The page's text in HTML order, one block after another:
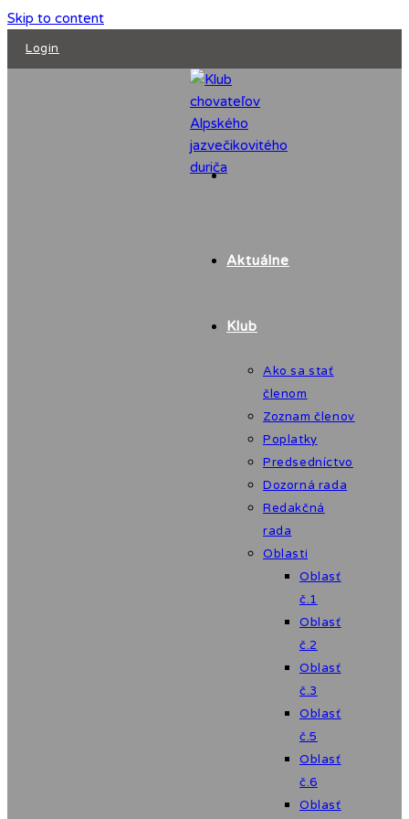
Skip to content
Login
Aktuálne
Klub
Ako sa stať
členom
Zoznam členov
Poplatky
Predsedníctvo
Dozorná rada
Redakčná
rada
Oblasti
Oblasť
č.1
Oblasť
č.2
Oblasť
č.3
Oblasť
č.5
Oblasť
č.6
Oblasť